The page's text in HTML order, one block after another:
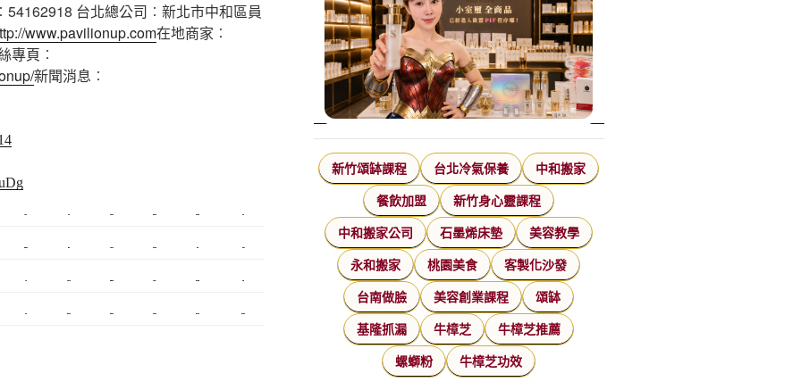
台北總公司︰新北市中和區員
www.pavilionup.com在地商家︰
專頁︰
新聞消息︰
新竹頌缽課程 台北冷氣保養 中和搬家
餐飲加盟 新竹身心靈課程
中和搬家公司 石墨烯床墊 美容教學
永和搬家 桃園美食 客製化沙發
台南做臉 美容創業課程 頌缽
基隆抓漏 牛樟芝 牛樟芝推薦
螺螄粉 牛樟芝功效